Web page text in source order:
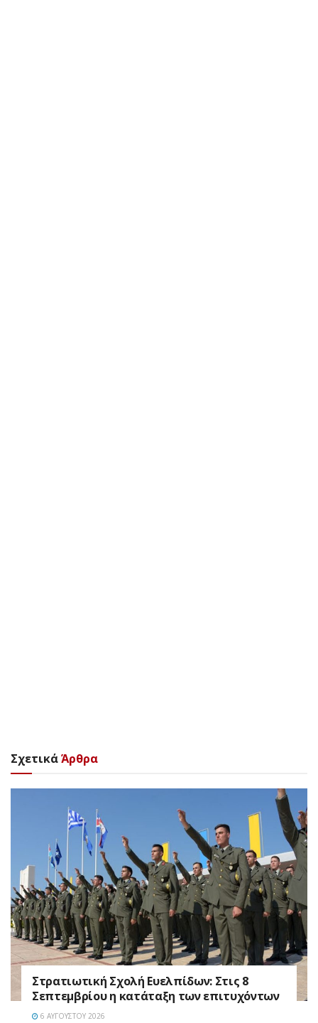
ΣχετικάΆρθρα
Στρατιωτική Σχολή Ευελπίδων: Στις 8
Σεπτεμβρίου η κατάταξη των επιτυχόντων
6 ΑΥΓΟΎΣΤΟΥ 2026